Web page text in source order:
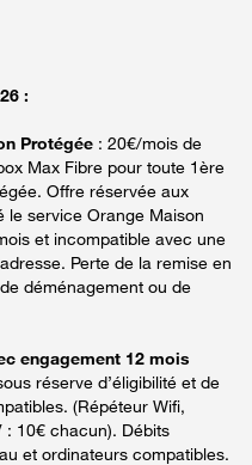
:
Protégée : 20€/mois de
Max Fibre pour toute 1ère
Offre réservée aux
le service Orange Maison
et incompatible avec une
Perte de la remise en
déménagement ou de
engagement 12 mois
réserve d’éligibilité et de
(Répéteur Wifi,
: 10€ chacun). Débits
et ordinateurs compatibles.